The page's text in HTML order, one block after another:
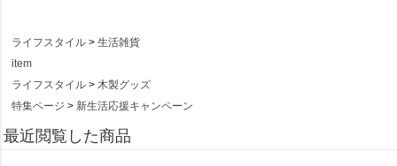
ライフスタイル
生活雑貨
item
ライフスタイル
木製グッズ
特集ページ
新生活応援キャンペーン
最近閲覧した商品